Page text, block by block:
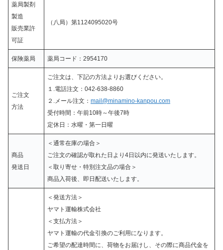
薬局製剤
製造
販売業許
可証
（八局）第1124095020号
保険薬局 薬局コード：2954170
ご注文
方法
ご注文は、下記の方法よりお選びください。
１.電話注文：042-638-8860
２.メール注文： mail@minamino-kanpou.com
受付時間：午前10時～午後7時
定休日：水曜・第一日曜
商品
発送日
＜通常在庫の場合＞
ご注文の確認が取れた日より4日以内に発送いたします。
＜取り寄せ・特別注文品の場合＞
商品入荷後、即日配送いたします。
＜発送方法＞
ヤマト運輸株式会社
＜支払方法＞
ヤマト運輸の代金引換のご利用になります。
ご希望の配達時間に、荷物をお届けし、その際に商品代金を